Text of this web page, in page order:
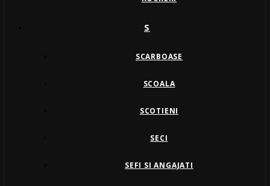
S
SCARBOASE
SCOALA
SCOTIENI
SECI
SEFI SI ANGAJATI